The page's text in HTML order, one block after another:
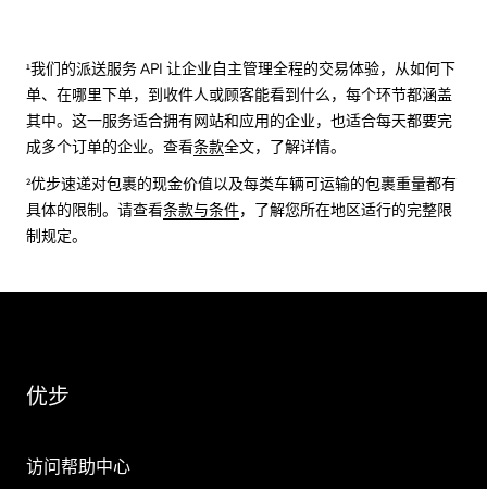
¹我们的派送服务 API 让企业自主管理全程的交易体验，从如何下
单、在哪里下单，到收件人或顾客能看到什么，每个环节都涵盖
其中。这一服务适合拥有网站和应用的企业，也适合每天都要完
成多个订单的企业。查看条款全文，了解详情。
²优步速递对包裹的现金价值以及每类车辆可运输的包裹重量都有
具体的限制。请查看条款与条件，了解您所在地区适行的完整限
制规定。
优步
访问帮助中心